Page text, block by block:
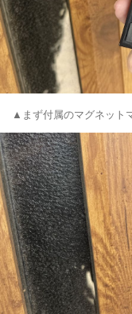
▲まず付属のマグネット